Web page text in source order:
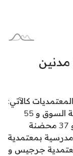
كالآتي:
60 محضنة مدرسية بمعتمدية جربة حومة السوق و 55
محضنة مدرسية بمعتمدية جربة ميدون و 37 محضنة
و 33 محضنة مدرسية بمعتمدية
بمعتمدية جرجيس و